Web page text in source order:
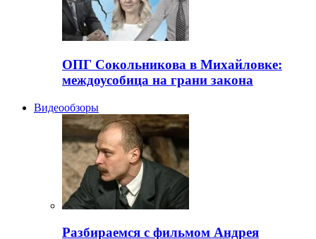
ОПГ Сокольникова в Михайловке:
междоусобица на грани закона
Видеообзоры
Разбираемся с фильмом Андрея